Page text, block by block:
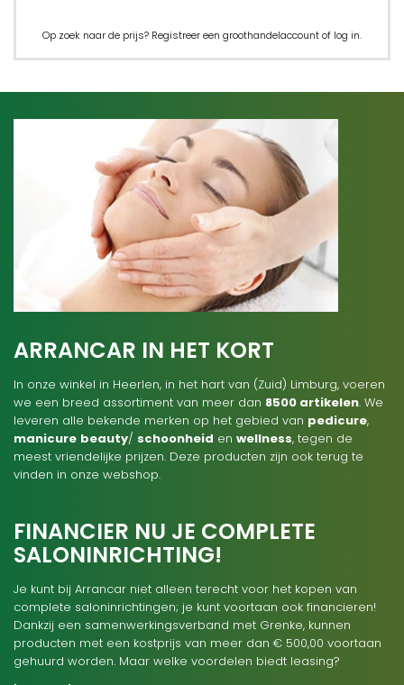
Op zoek naar de prijs? Registreer een groothandelaccount of log in.
ARRANCAR IN HET KORT
In onze winkel in Heerlen, in het hart van (Zuid) Limburg, voeren
we een breed assortiment van meer dan 8500 artikelen. We
leveren alle bekende merken op het gebied van pedicure,
manicure beauty/ schoonheid en wellness, tegen de
meest vriendelijke prijzen. Deze producten zijn ook terug te
vinden in onze webshop.
FINANCIER NU JE COMPLETE
SALONINRICHTING!
Je kunt bij Arrancar niet alleen terecht voor het kopen van
complete saloninrichtingen; je kunt voortaan ook financieren!
Dankzij een samenwerkingsverband met Grenke, kunnen
producten met een kostprijs van meer dan € 500,00 voortaan
gehuurd worden. Maar welke voordelen biedt leasing?